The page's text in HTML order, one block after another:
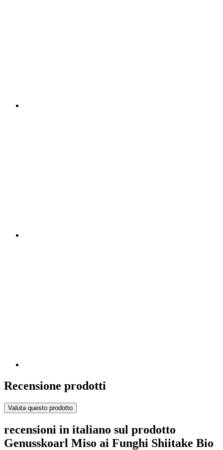
Recensione prodotti
Valuta questo prodotto
recensioni in italiano sul prodotto
Genusskoarl Miso ai Funghi Shiitake Bio